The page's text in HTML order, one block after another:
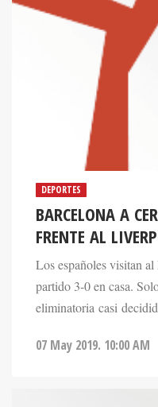
DEPORTES
BARCELONA A
FRENTE AL
Los españoles visitan
partido 3-0 en casa.
eliminatoria casi
07 May 2019. 10:00 AM